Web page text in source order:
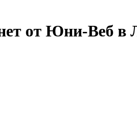
от Юни-Веб в